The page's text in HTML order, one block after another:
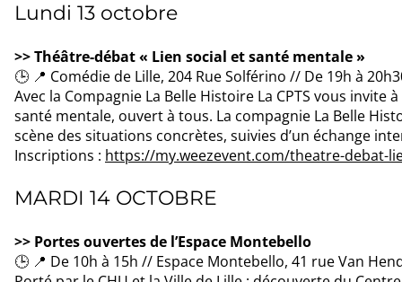
Lundi 13 octobre
>> Théâtre-débat « Lien social et santé mentale »
🕒 📍 Comédie de Lille, 204 Rue Solférino // De 19h à
Avec la Compagnie La Belle Histoire La CPTS vous
santé mentale, ouvert à tous. La compagnie La Belle
scène des situations concrètes, suivies d’un échange
Inscriptions : https://my.weezevent.com/theatre-debat-
MARDI 14 OCTOBRE
>> Portes ouvertes de l’Espace Montebello
🕒 📍 De 10h à 15h // Espace Montebello, 41 rue Van